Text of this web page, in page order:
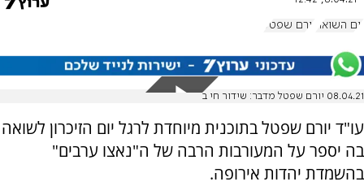
יום השואה יורם שפטל
08.04.21 יורם שפטל מדבר: שידור חי ב
עו"ד יורם שפטל בתוכנית מיוחדת לרגל יום הזיכרון לשואה
בה יספר על המעורבות הרבה של ה"נאצו ערבים"
בהשמדת יהדות אירופה.